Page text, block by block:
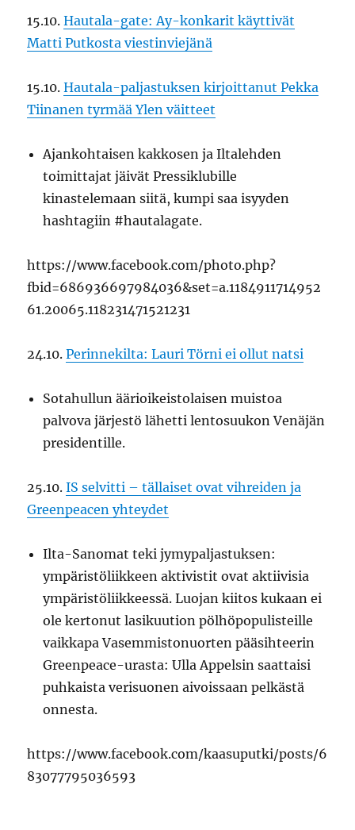
15.10.Hautala-gate: Ay-konkarit käyttivät
Matti Putkosta viestinviejänä
15.10.Hautala-paljastuksen kirjoittanut Pekka
Tiinanen tyrmää Ylen väitteet
Ajankohtaisen kakkosen ja Iltalehden
toimittajat jäivät Pressiklubille
kinastelemaan siitä, kumpi saa isyyden
hashtagiin #hautalagate.
https://www.facebook.com/photo.php?
fbid=686936697984036&set=a.1184911714952
61.20065.118231471521231
24.10.Perinnekilta: Lauri Törni ei ollut natsi
Sotahullun äärioikeistolaisen muistoa
palvova järjestö lähetti lentosuukon Venäjän
presidentille.
25.10.IS selvitti – tällaiset ovat vihreiden ja
Greenpeacen yhteydet
Ilta-Sanomat teki jymypaljastuksen:
ympäristöliikkeen aktivistit ovat aktiivisia
ympäristöliikkeessä. Luojan kiitos kukaan ei
ole kertonut lasikuution pölhöpopulisteille
vaikkapa Vasemmistonuorten pääsihteerin
Greenpeace-urasta: Ulla Appelsin saattaisi
puhkaista verisuonen aivoissaan pelkästä
onnesta.
https://www.facebook.com/kaasuputki/posts/6
83077795036593